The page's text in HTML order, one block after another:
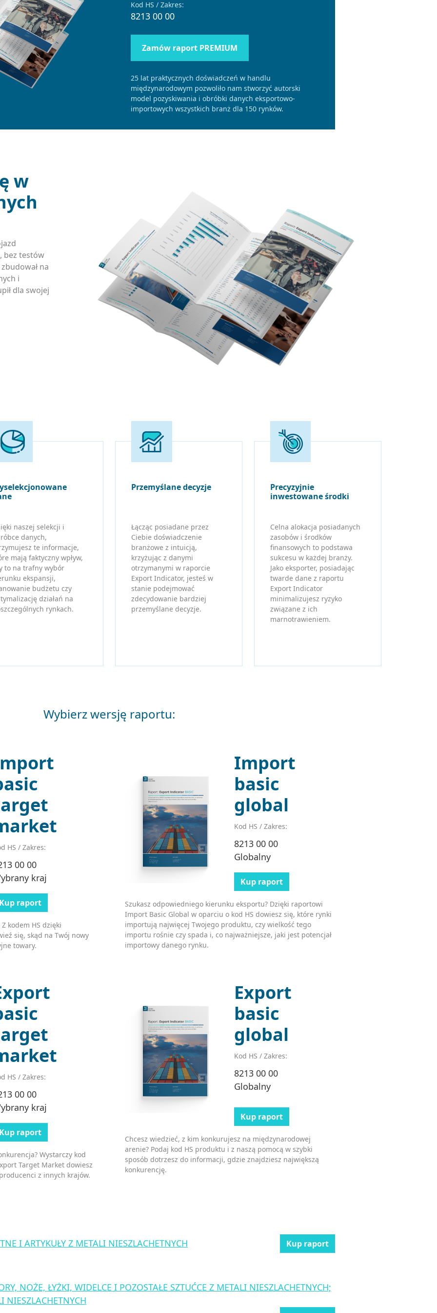
Kod HS / Zakres:
8213 00 00
Zamów raport PREMIUM
25 lat praktycznych doświadczeń w handlu
międzynarodowym pozwoliło nam stworzyć autorski
model pozyskiwania i obróbki danych eksportowo-
importowych wszystkich branż dla 150 rynków.
w
bez testów
na
i
dla swojej
naszej selekcji i
danych,
te informacje,
mają faktyczny wpływ,
to na trafny wybór
ekspansji,
budżetu czy
działań na
rynkach.
Przemyślane decyzje
Łącząc posiadane przez
Ciebie doświadczenie
branżowe z intuicją,
krzyżując z danymi
otrzymanymi w raporcie
Export Indicator, jesteś w
stanie podejmować
zdecydowanie bardziej
przemyślane decyzje.
Precyzyjnie
inwestowane środki
Celna alokacja posiadanych
zasobów i środków
finansowych to podstawa
sukcesu w każdej branży.
Jako eksporter, posiadając
twarde dane z raportu
Export Indicator
minimalizujesz ryzyko
związane z ich
marnotrawieniem.
Wybierz wersję raportu:
HS / Zakres:
00 00
kraj
raport
kodem HS dzięki
się, skąd na Twój nowy
towary.
Import
basic
global
Kod HS / Zakres:
8213 00 00
Globalny
Kup raport
Szukasz odpowiedniego kierunku eksportu? Dzięki raportowi
Import Basic Global w oparciu o kod HS dowiesz się, które rynki
importują najwięcej Twojego produktu, czy wielkość tego
importu rośnie czy spada i, co najważniejsze, jaki jest potencjał
importowy danego rynku.
HS / Zakres:
00 00
kraj
raport
Wystarczy kod
Target Market dowiesz
z innych krajów.
Export
basic
global
Kod HS / Zakres:
8213 00 00
Globalny
Kup raport
Chcesz wiedzieć, z kim konkurujesz na międzynarodowej
arenie? Podaj kod HS produktu i z naszą pomocą w szybki
sposób dotrzesz do informacji, gdzie znajdziesz największą
konkurencję.
I ARTYKUŁY Z METALI NIESZLACHETNYCH Kup raport
NOŻE, ŁYŻKI, WIDELCE I POZOSTAŁE SZTUĆCE Z METALI NIESZLACHETNYCH;
NIESZLACHETNYCH